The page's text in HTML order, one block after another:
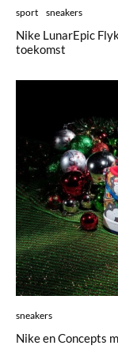
sport sneakers
Nike LunarEpic
toekomst
sneakers
Nike en Concepts